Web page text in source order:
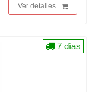
Ver detalles
7 días